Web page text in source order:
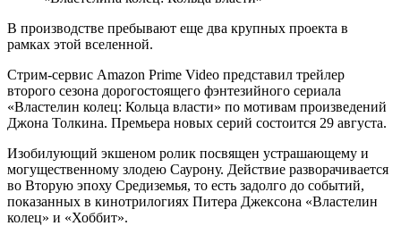
В производстве пребывают еще два крупных проекта в
рамках этой вселенной.
Стрим-сервис Amazon Prime Video представил трейлер
второго сезона дорогостоящего фэнтезийного сериала
«Властелин колец: Кольца власти» по мотивам произведений
Джона Толкина. Премьера новых серий состоится 29 августа.
Изобилующий экшеном ролик посвящен устрашающему и
могущественному злодею Саурону. Действие разворачивается
во Вторую эпоху Средиземья, то есть задолго до событий,
показанных в кинотрилогиях Питера Джексона «Властелин
колец» и «Хоббит».